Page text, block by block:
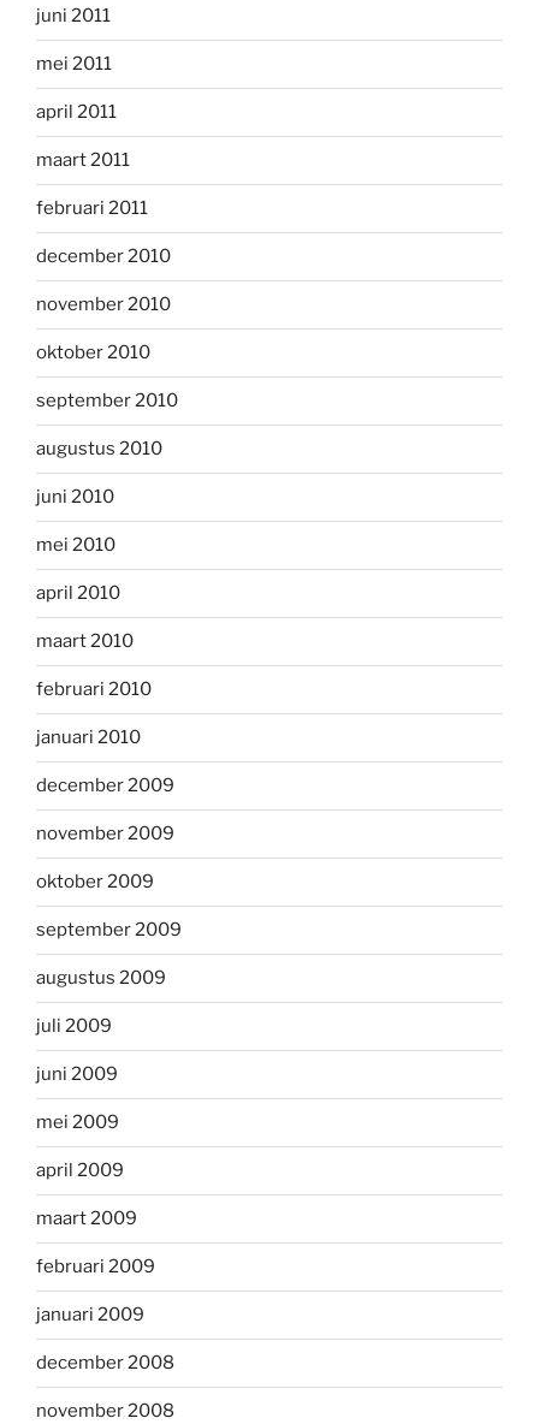
juni 2011
mei 2011
april 2011
maart 2011
februari 2011
december 2010
november 2010
oktober 2010
september 2010
augustus 2010
juni 2010
mei 2010
april 2010
maart 2010
februari 2010
januari 2010
december 2009
november 2009
oktober 2009
september 2009
augustus 2009
juli 2009
juni 2009
mei 2009
april 2009
maart 2009
februari 2009
januari 2009
december 2008
november 2008